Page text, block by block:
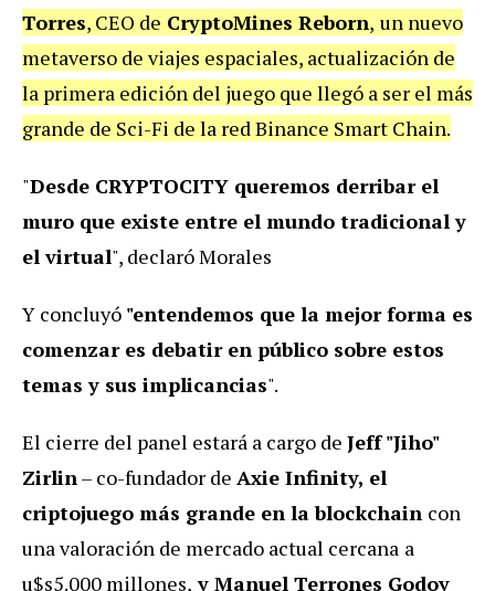
Torres, CEO de CryptoMines Reborn, un nuevo
metaverso de viajes espaciales, actualización de
la primera edición del juego que llegó a ser el más
grande de Sci-Fi de la red Binance Smart Chain.
"Desde CRYPTOCITY queremos derribar el
muro que existe entre el mundo tradicional y
el virtual", declaró Morales
Y concluyó "entendemos que la mejor forma es
comenzar es debatir en público sobre estos
temas y sus implicancias".
El cierre del panel estará a cargo de Jeff "Jiho"
Zirlin– co-fundador de Axie Infinity, el
criptojuego más grande en la blockchain con
una valoración de mercado actual cercana a
u$s5.000 millones, y Manuel Terrones Godoy